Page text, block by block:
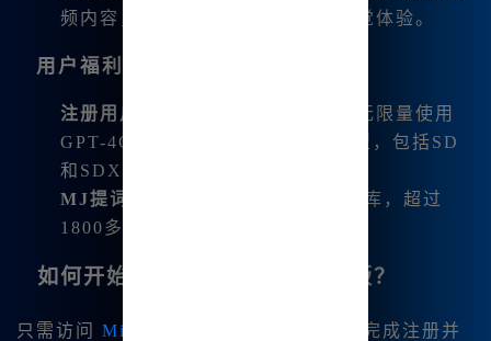
频内容，为用户带来前所未有的视觉体验。
用户福利与功能更新
注册用户福利
：注册用户可以免费无限量使用
GPT-4O增强版及超过10款免费模型，包括SD
和SDXL绘画模型。
MJ提词器与风格库
：新增Serf风格库，超过
1800多个全新风格模板可供使用。
如何开始使用Midjourney中文版？
只需访问 Midjourney中文版官网
，即可完成注册并